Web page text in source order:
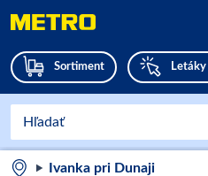
Sortiment Letáky
Ivanka pri Dunaji